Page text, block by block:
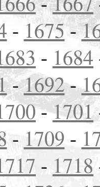
- 1675-
- 1684
-1692-
-1701
- 1709 -
- 1718